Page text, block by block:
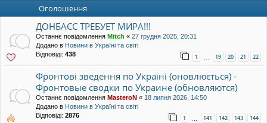
Оголошення
ДОНБАСС ТРЕБУЕТ МИРА!!!
Останнє повідомлення Mitch « 27 грудня 2025, 20:31
Додано в Новини в Україні та світі
Відповіді: 438 1 … 19 20 21 22
Фронтові зведення по Україні (оновлюється) -
Фронтовые сводки по Украине (обновляются)
Останнє повідомлення MasteroN « 18 липня 2026, 14:50
Додано в Новини в Україні та світі
Відповіді: 2876 1 … 141 142 143 144